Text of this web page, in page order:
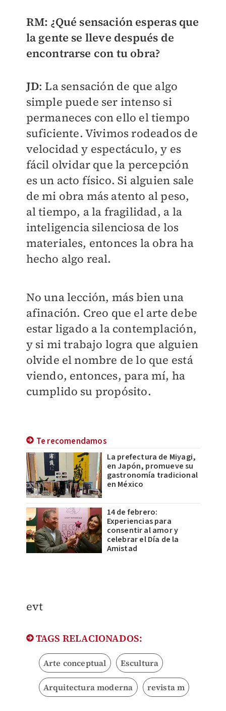
RM: ¿Qué sensación esperas que
la gente se lleve después de
encontrarse con tu obra?
JD: La sensación de que algo
simple puede ser intenso si
permaneces con ello el tiempo
suficiente. Vivimos rodeados de
velocidad y espectáculo, y es
fácil olvidar que la percepción
es un acto físico. Si alguien sale
de mi obra más atento al peso,
al tiempo, a la fragilidad, a la
inteligencia silenciosa de los
materiales, entonces la obra ha
hecho algo real.
No una lección, más bien una
afinación. Creo que el arte debe
estar ligado a la contemplación,
y si mi trabajo logra que alguien
olvide el nombre de lo que está
viendo, entonces, para mí, ha
cumplido su propósito.
Te recomendamos
La prefectura de Miyagi,
en Japón, promueve su
gastronomía tradicional
en México
14 de febrero:
Experiencias para
consentir al amor y
celebrar el Día de la
Amistad
evt
TAGS RELACIONADOS:
Arte conceptual Escultura
Arquitectura moderna revista m